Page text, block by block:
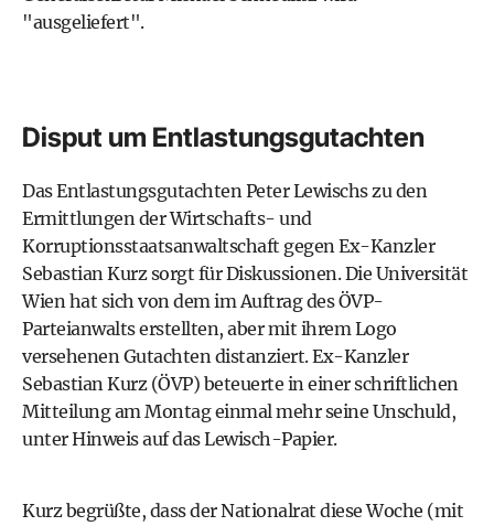
"ausgeliefert".
Disput um Entlastungsgutachten
Das Entlastungsgutachten Peter Lewischs zu den
Ermittlungen der Wirtschafts- und
Korruptionsstaatsanwaltschaft gegen Ex-Kanzler
Sebastian Kurz sorgt für Diskussionen. Die Universität
Wien hat sich von dem im Auftrag des ÖVP-
Parteianwalts erstellten, aber mit ihrem Logo
versehenen Gutachten distanziert. Ex-Kanzler
Sebastian Kurz (ÖVP) beteuerte in einer schriftlichen
Mitteilung am Montag einmal mehr seine Unschuld,
unter Hinweis auf das Lewisch-Papier.
Kurz begrüßte, dass der Nationalrat diese Woche (mit